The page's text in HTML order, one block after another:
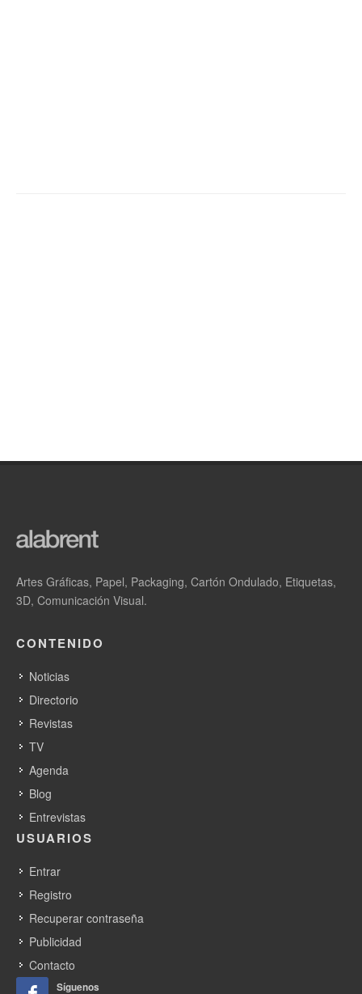
Artes Gráficas, Papel, Packaging, Cartón Ondulado, Etiquetas,
3D, Comunicación Visual.
CONTENIDO
Noticias
Directorio
Revistas
TV
Agenda
Blog
Entrevistas
USUARIOS
Entrar
Registro
Recuperar contraseña
Publicidad
Contacto
Síguenos